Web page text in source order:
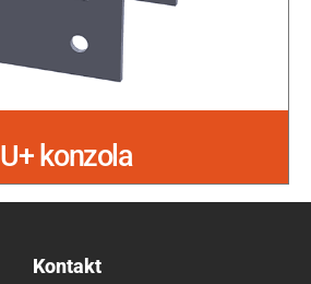
U+ konzola
Kontakt